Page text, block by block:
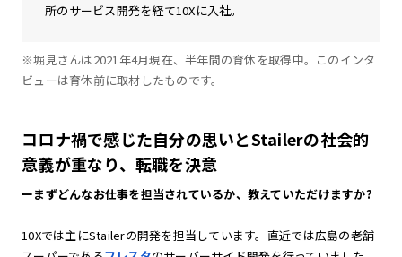
所のサービス開発を経て10Xに入社。
※堀見さんは2021年4月現在、半年間の育休を取得中。このインタ
ビューは育休前に取材したものです。
コロナ禍で感じた自分の思いとStailerの社会的
意義が重なり、転職を決意
ーまずどんなお仕事を担当されているか、教えていただけますか?
10Xでは主にStailerの開発を担当しています。直近では広島の老舗